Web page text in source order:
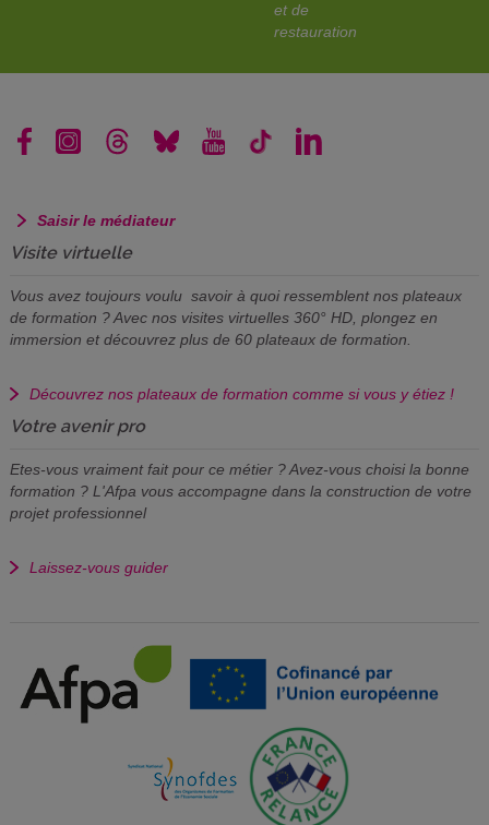
et de
restauration
Saisir le médiateur
Visite virtuelle
Vous avez toujours voulu savoir à quoi ressemblent nos plateaux
de formation ? Avec nos visites virtuelles 360° HD, plongez en
immersion et découvrez plus de 60 plateaux de formation.
Découvrez nos plateaux de formation comme si vous y étiez !
Votre avenir pro
Etes-vous vraiment fait pour ce métier ? Avez-vous choisi la bonne
formation ? L'Afpa vous accompagne dans la construction de votre
projet professionnel
Laissez-vous guider